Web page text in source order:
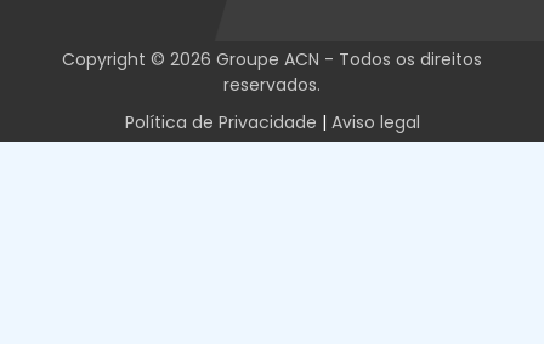
Copyright © 2026 Groupe ACN - Todos os direitos
reservados.
Política de Privacidade | Aviso legal